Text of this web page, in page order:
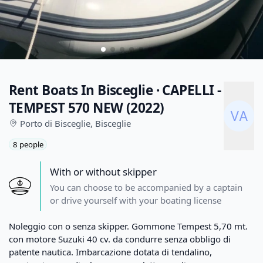
Rent Boats In Bisceglie · CAPELLI -
TEMPEST 570 NEW (2022)
Porto di Bisceglie, Bisceglie
8 people
With or without skipper
You can choose to be accompanied by a captain
or drive yourself with your boating license
Description
Noleggio con o senza skipper. Gommone Tempest 5,70 mt.
con motore Suzuki 40 cv. da condurre senza obbligo di
patente nautica. Imbarcazione dotata di tendalino,